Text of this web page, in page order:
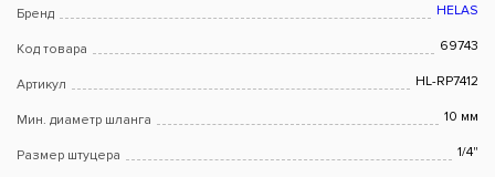
Бренд HELAS
Код товара 69743
Артикул HL-RP7412
Мин. диаметр шланга 10 мм
Размер штуцера 1/4"